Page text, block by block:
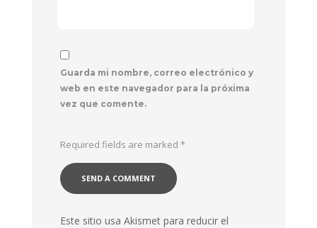
Guarda mi nombre, correo electrónico y
web en este navegador para la próxima
vez que comente.
Required fields are marked *
Este sitio usa Akismet para reducir el